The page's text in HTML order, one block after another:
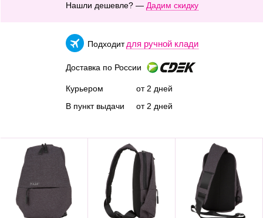
Нашли дешевле? — Дадим скидку
Подходит для ручной клади
Доставка по России
Курьером
В пункт выдачи
от 2 дней
от 2 дней